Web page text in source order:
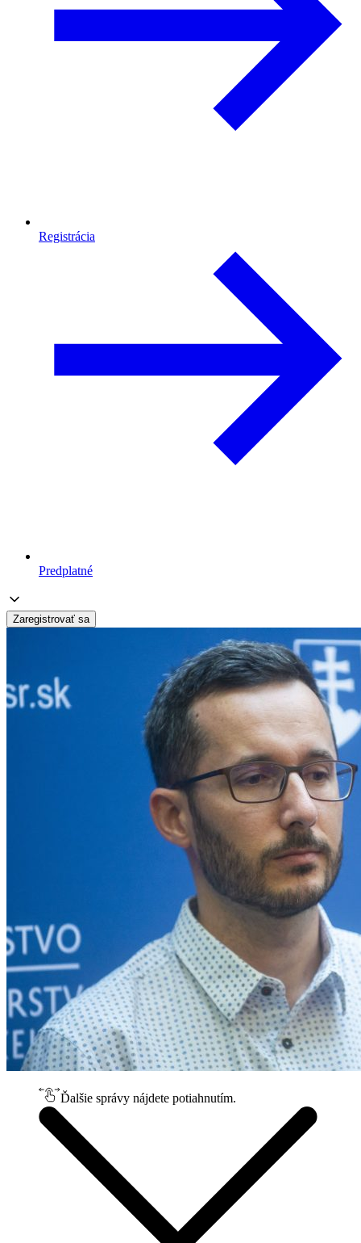
Registrácia
Predplatné
Zaregistrovať sa
Ďalšie správy nájdete potiahnutím.